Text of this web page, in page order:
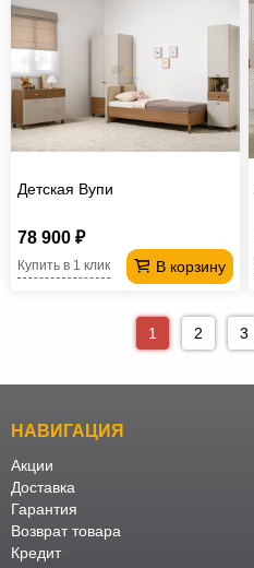
Детская Вупи
78 900 ₽
В корзину
Купить в 1 клик
1 2 3
НАВИГАЦИЯ
Акции
Доставка
Гарантия
Возврат товара
Кредит